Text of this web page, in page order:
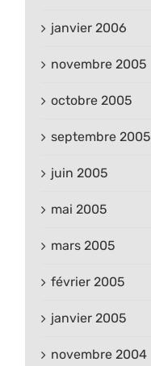
janvier 2006
novembre 2005
octobre 2005
septembre 2005
juin 2005
mai 2005
mars 2005
février 2005
janvier 2005
novembre 2004